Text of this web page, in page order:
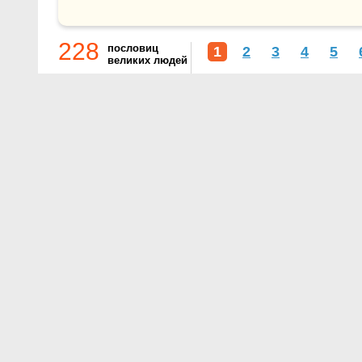
228
пословиц
великих людей
1 2 3 4 5